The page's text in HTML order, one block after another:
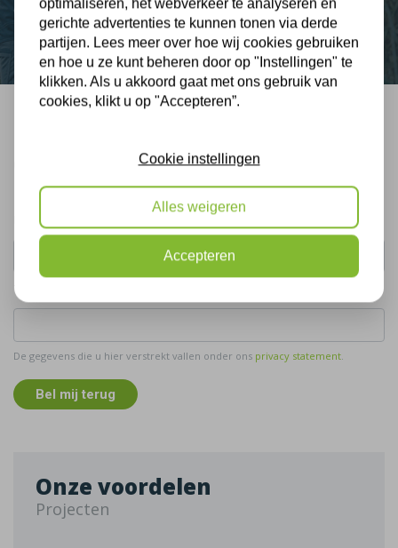
Contact
Gratis, vrijblijvend advies
Uw naam:
Telefoonnummer:
De gegevens die u hier verstrekt vallen onder ons privacy statement.
Bel mij terug
Onze voordelen
Projecten
optimaliseren, het webverkeer te analyseren en
gerichte advertenties te kunnen tonen via derde
partijen. Lees meer over hoe wij cookies gebruiken
en hoe u ze kunt beheren door op "Instellingen" te
klikken. Als u akkoord gaat met ons gebruik van
cookies, klikt u op "Accepteren”.
Cookie instellingen
Alles weigeren
Accepteren